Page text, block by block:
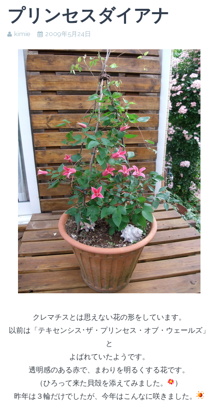
プリンセスダイアナ
kimie 2009年5月24日
クレマチスとは思えない花の形をしています。
以前は「テキセンシス･ザ・プリンセス・オブ・ウェールズ」
と
よばれていたようです。
透明感のある赤で、まわりを明るくする花です。
（ひろって来た貝殻を添えてみました。
）
昨年は３輪だけでしたが、今年はこんなに咲きました。